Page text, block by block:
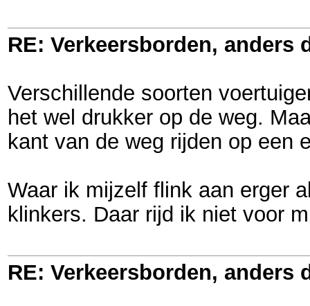
RE: Verkeersborden, anders
Verschillende soorten
het wel drukker op de weg.
kant van de weg rijden op een
Waar ik mijzelf flink aan erger
klinkers. Daar rijd ik niet voor
RE: Verkeersborden, anders